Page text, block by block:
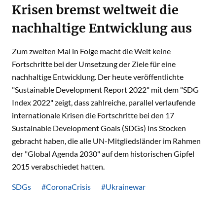
Krisen bremst weltweit die
nachhaltige Entwicklung aus
Zum zweiten Mal in Folge macht die Welt keine
Fortschritte bei der Umsetzung der Ziele für eine
nachhaltige Entwicklung. Der heute veröffentlichte
"Sustainable Development Report 2022" mit dem "SDG
Index 2022" zeigt, dass zahlreiche, parallel verlaufende
internationale Krisen die Fortschritte bei den 17
Sustainable Development Goals (SDGs) ins Stocken
gebracht haben, die alle UN-Mitgliedsländer im Rahmen
der "Global Agenda 2030" auf dem historischen Gipfel
2015 verabschiedet hatten.
SDGs #CoronaCrisis #Ukrainewar